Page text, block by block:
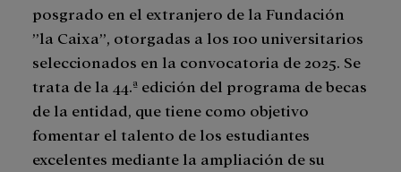
posgrado en el extranjero de la Fundación
”la Caixa”, otorgadas a los 100 universitarios
seleccionados en la convocatoria de 2025. Se
trata de la 44.ª edición del programa de becas
de la entidad, que tiene como objetivo
fomentar el talento de los estudiantes
excelentes mediante la ampliación de su